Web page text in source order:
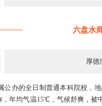
六盘水
厚
公办的全日制普通本科院校，
，年均气温15℃，气候舒爽，被